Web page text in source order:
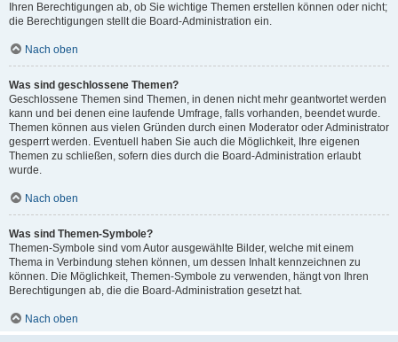
Ihren Berechtigungen ab, ob Sie wichtige Themen erstellen können oder nicht;
die Berechtigungen stellt die Board-Administration ein.
Nach oben
Was sind geschlossene Themen?
Geschlossene Themen sind Themen, in denen nicht mehr geantwortet werden
kann und bei denen eine laufende Umfrage, falls vorhanden, beendet wurde.
Themen können aus vielen Gründen durch einen Moderator oder Administrator
gesperrt werden. Eventuell haben Sie auch die Möglichkeit, Ihre eigenen
Themen zu schließen, sofern dies durch die Board-Administration erlaubt
wurde.
Nach oben
Was sind Themen-Symbole?
Themen-Symbole sind vom Autor ausgewählte Bilder, welche mit einem
Thema in Verbindung stehen können, um dessen Inhalt kennzeichnen zu
können. Die Möglichkeit, Themen-Symbole zu verwenden, hängt von Ihren
Berechtigungen ab, die die Board-Administration gesetzt hat.
Nach oben